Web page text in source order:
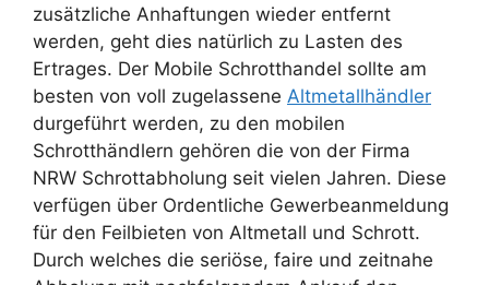
zusätzliche Anhaftungen wieder entfernt
werden, geht dies natürlich zu Lasten des
Ertrages. Der Mobile Schrotthandel sollte am
besten von voll zugelassene Altmetallhändler
durgeführt werden, zu den mobilen
Schrotthändlern gehören die von der Firma
NRW Schrottabholung seit vielen Jahren. Diese
verfügen über Ordentliche Gewerbeanmeldung
für den Feilbieten von Altmetall und Schrott.
Durch welches die seriöse, faire und zeitnahe